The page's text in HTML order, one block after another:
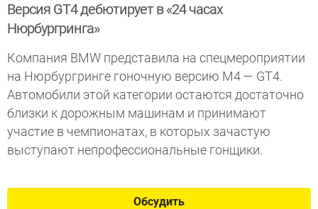
Версия GT4 дебютирует в «24 часах
Нюрбургринга»
Компания BMW представила на спецмероприятии
на Нюрбургринге гоночную версию M4 — GT4.
Автомобили этой категории остаются достаточно
близки к дорожным машинам и принимают
участие в чемпионатах, в которых зачастую
выступают непрофессиональные гонщики.
Обсудить